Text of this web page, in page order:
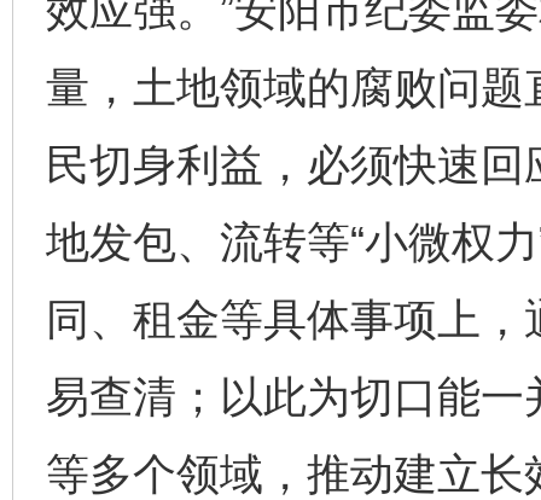
效应强。”安阳市纪委监
量，土地领域的腐败问
民切身利益，必须快速
地发包、流转等“小微权
同、租金等具体事项上
易查清；以此为切口能
等多个领域，推动建立长